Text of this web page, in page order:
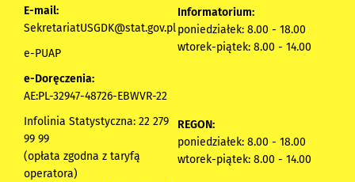
E-mail:
SekretariatUSGDK@stat.gov.pl
e-PUAP
e-Doręczenia:
AE:PL-32947-48726-EBWVR-22
Infolinia Statystyczna: 22 279
99 99
(opłata zgodna z taryfą
operatora)
Informatorium:
poniedziałek: 8.00 - 18.00
wtorek-piątek: 8.00 - 14.00
REGON:
poniedziałek: 8.00 - 18.00
wtorek-piątek: 8.00 - 14.00